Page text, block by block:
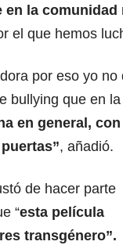
la comunidad
el que hemos
por eso yo
bullying que en
en general,
, añadió.
de hacer parte
“esta película
transgénero”.